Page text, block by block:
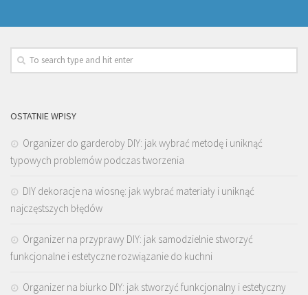
OSTATNIE WPISY
Organizer do garderoby DIY: jak wybrać metodę i uniknąć
typowych problemów podczas tworzenia
DIY dekoracje na wiosnę: jak wybrać materiały i uniknąć
najczęstszych błędów
Organizer na przyprawy DIY: jak samodzielnie stworzyć
funkcjonalne i estetyczne rozwiązanie do kuchni
Organizer na biurko DIY: jak stworzyć funkcjonalny i estetyczny